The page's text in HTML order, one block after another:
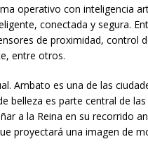
operativo con inteligencia
conectada y segura.
de proximidad, control
entre otros.
Ambato es una de las
belleza es parte central de
a la Reina en su recorrido
proyectará una imagen de